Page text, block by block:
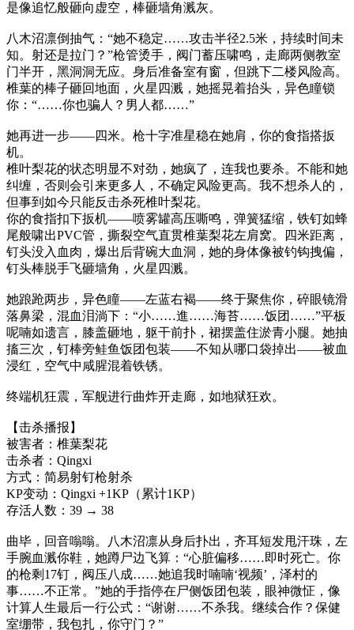
是像追忆般砸向虚空，棒砸墙角溅灰。
八木沼凛倒抽气：“她不稳定……攻击半径2.5米，持续时间未
知。射还是拉门？”枪管烫手，阀门蓄压啸鸣，走廊两侧教室
门半开，黑洞洞无应。身后准备室有窗，但跳下二楼风险高。
椎葉的棒子砸回地面，火星四溅，她摇晃着抬头，异色瞳锁
你：“……你也骗人？男人都……”
她再进一步——四米。枪十字准星稳在她肩，你的食指搭扳
机。
椎叶梨花的状态明显不对劲，她疯了，连我也要杀。不能和她
纠缠，否则会引来更多人，不确定风险更高。我不想杀人的，
但事到如今只能反击杀死椎叶梨花。
你的食指扣下扳机——喷雾罐高压嘶鸣，弹簧猛缩，铁钉如蜂
尾般啸出PVC管，撕裂空气直贯椎葉梨花左肩窝。四米距离，
钉头没入血肉，爆出后背碗大血洞，她的身体像被钓钩拽偏，
钉头棒脱手飞砸墙角，火星四溅。
她踉跄两步，异色瞳——左蓝右褐——终于聚焦你，碎眼镜滑
落鼻梁，混血泪淌下：“小……進……海苔……饭团……”平板
呢喃如遗言，膝盖砸地，躯干前扑，裙摆盖住淤青小腿。她抽
搐三次，钉棒旁鲑鱼饭团包装——不知从哪口袋掉出——被血
浸红，空气中咸腥混着铁锈。
终端机狂震，军舰进行曲炸开走廊，如地狱狂欢。
【击杀播报】
被害者：椎葉梨花
击杀者：Qingxi
方式：简易射钉枪射杀
KP变动：Qingxi +1KP（累计1KP）
存活人数：39 → 38
曲毕，回音嗡嗡。八木沼凛从身后扑出，齐耳短发甩汗珠，左
手腕血溅你鞋，她蹲尸边飞算：“心脏偏移……即时死亡。你
的枪剩17钉，阀压八成……她追我时喃喃‘视频’，泽村的
事……不正常。”她的手指停在尸侧饭团包装，眼神微怔，像
计算人生最后一行公式：“谢谢……不杀我。继续合作？保健
室绷带，我包扎，你守门？”